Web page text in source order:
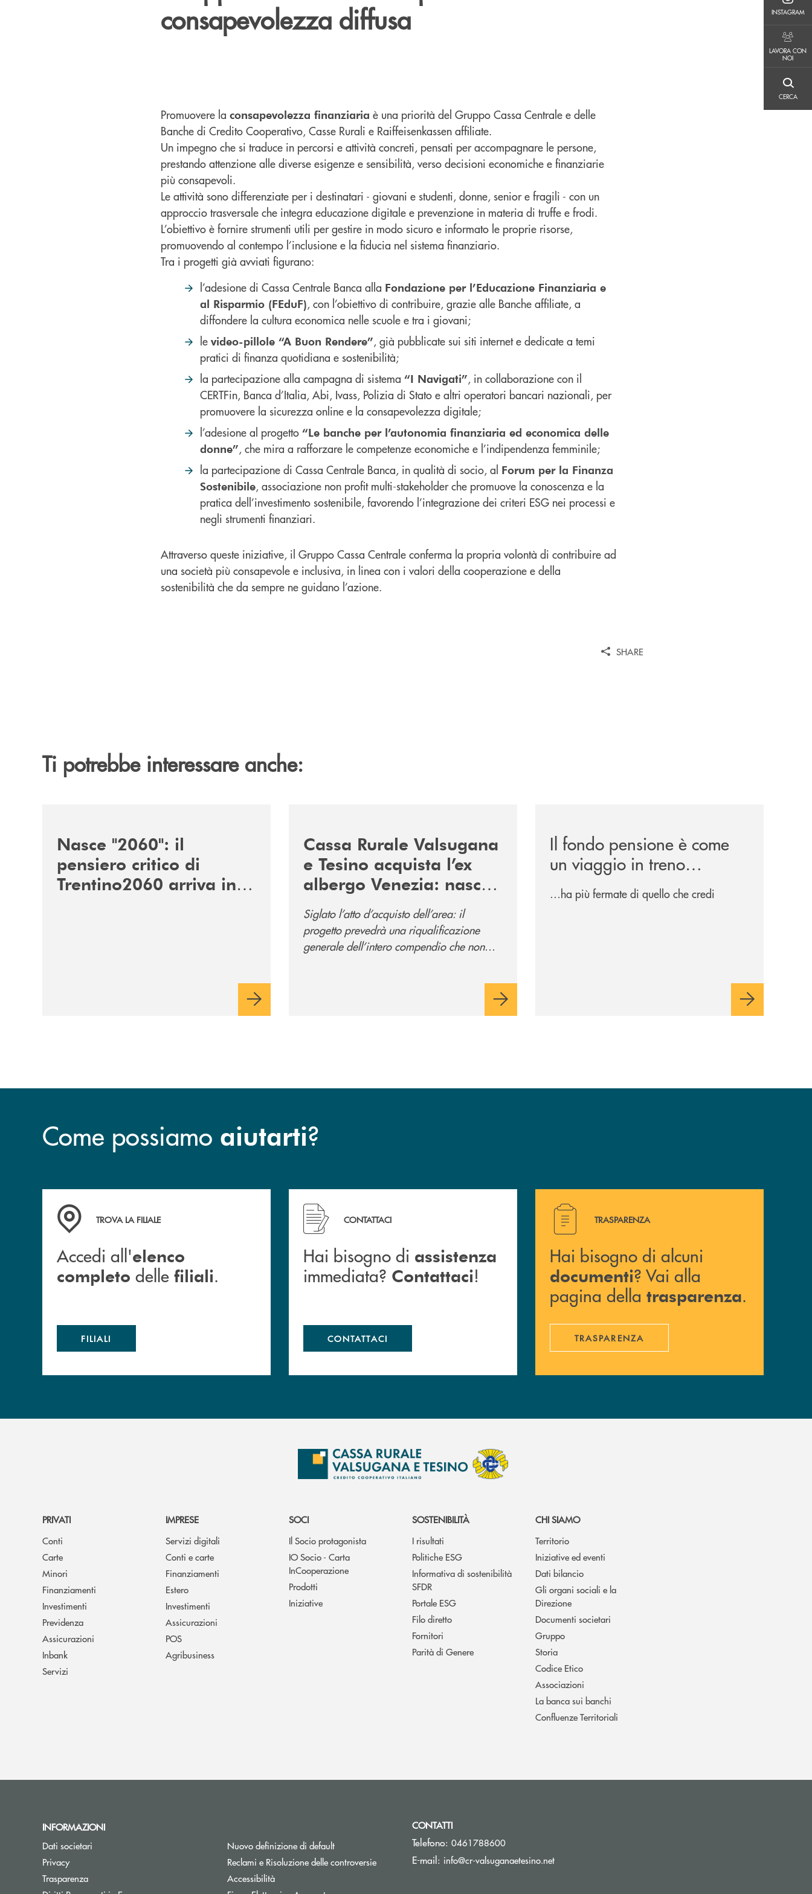
INSTAGRAM
LAVORA CON
NOI
CERCA
consapevolezza diffusa
Promuovere la consapevolezza finanziaria è una priorità del Gruppo Cassa Centrale e delle
Banche di Credito Cooperativo, Casse Rurali e Raiffeisenkassen affiliate.
Un impegno che si traduce in percorsi e attività concreti, pensati per accompagnare le persone,
prestando attenzione alle diverse esigenze e sensibilità, verso decisioni economiche e finanziarie
più consapevoli.
Le attività sono differenziate per i destinatari - giovani e studenti, donne, senior e fragili - con un
approccio trasversale che integra educazione digitale e prevenzione in materia di truffe e frodi.
L’obiettivo è fornire strumenti utili per gestire in modo sicuro e informato le proprie risorse,
promuovendo al contempo l’inclusione e la fiducia nel sistema finanziario.
Tra i progetti già avviati figurano:
l’adesione di Cassa Centrale Banca alla Fondazione per l’Educazione Finanziaria e
al Risparmio (FEduF), con l’obiettivo di contribuire, grazie alle Banche affiliate, a
diffondere la cultura economica nelle scuole e tra i giovani;
le video-pillole “A Buon Rendere”, già pubblicate sui siti internet e dedicate a temi
pratici di finanza quotidiana e sostenibilità;
la partecipazione alla campagna di sistema “I Navigati”, in collaborazione con il
CERTFin, Banca d’Italia, Abi, Ivass, Polizia di Stato e altri operatori bancari nazionali, per
promuovere la sicurezza online e la consapevolezza digitale;
l’adesione al progetto “Le banche per l’autonomia finanziaria ed economica delle
donne”, che mira a rafforzare le competenze economiche e l’indipendenza femminile;
la partecipazione di Cassa Centrale Banca, in qualità di socio, al Forum per la Finanza
Sostenibile, associazione non profit multi-stakeholder che promuove la conoscenza e la
pratica dell’investimento sostenibile, favorendo l’integrazione dei criteri ESG nei processi e
negli strumenti finanziari.
Attraverso queste iniziative, il Gruppo Cassa Centrale conferma la propria volontà di contribuire ad
una società più consapevole e inclusiva, in linea con i valori della cooperazione e della
sostenibilità che da sempre ne guidano l’azione.
SHARE
Ti potrebbe interessare anche:
Nasce "2060": il
pensiero critico di
Trentino2060 arriva in
Cassa Rurale Valsugana
e Tesino acquista l’ex
albergo Venezia: nasce
il nuovo polo
direzionale della banca
e al servizio della
Siglato l’atto d’acquisto dell’area: il
progetto prevedrà una riqualificazione
generale dell’intero compendio che non
Il fondo pensione è come
un viaggio in treno…
…ha più fermate di quello che credi
Come possiamo aiutarti?
Accedi all' elenco completo delle filiali .
TROVA LA FILIALE
Accedi all'elenco
completo delle filiali.
FILIALI
Hai bisogno di assistenza immediata? Contattaci !
CONTATTACI
Hai bisogno di assistenza
immediata? Contattaci!
CONTATTACI
Hai bisogno di alcuni documenti ? Vai alla pagina della
TRASPARENZA
Hai bisogno di alcuni
documenti? Vai alla
pagina della trasparenza.
TRASPARENZA
PRIVATI
Conti
Carte
Minori
Finanziamenti
Investimenti
Previdenza
Assicurazioni
Inbank
Servizi
IMPRESE
Servizi digitali
Conti e carte
Finanziamenti
Estero
Investimenti
Assicurazioni
POS
Agribusiness
SOCI
Il Socio protagonista
IO Socio - Carta
InCooperazione
Prodotti
Iniziative
SOSTENIBILITÀ
I risultati
Politiche ESG
Informativa di sostenibilità
SFDR
Portale ESG
Filo diretto
Fornitori
Parità di Genere
CHI SIAMO
Territorio
Iniziative ed eventi
Dati bilancio
Gli organi sociali e la
Direzione
Documenti societari
Gruppo
Storia
Codice Etico
Associazioni
La banca sui banchi
Confluenze Territoriali
INFORMAZIONI
Dati societari
Privacy
Trasparenza
Nuovo definizione di default
Reclami e Risoluzione delle controversie
Accessibilità
CONTATTI
Telefono: 0461788600
E-mail: info@cr-valsuganaetesino.net(si apre l’app di posta elettronica)